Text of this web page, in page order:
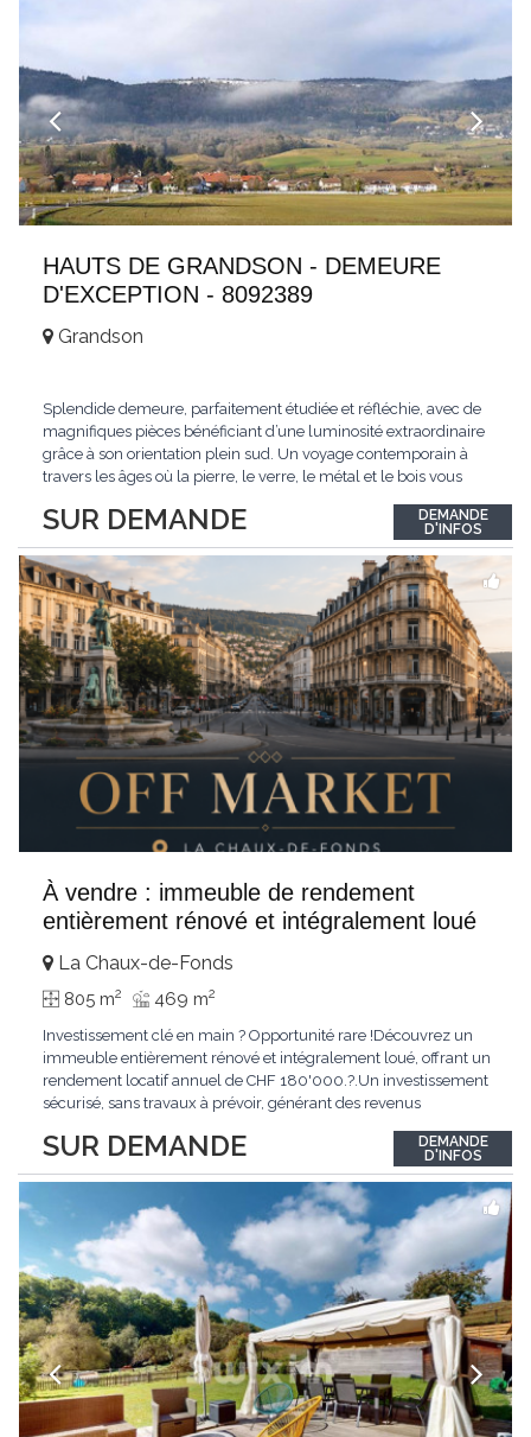
HAUTS DE GRANDSON - DEMEURE
D'EXCEPTION - 8092389
SUR DEMANDE
Grandson
Splendide demeure, parfaitement étudiée et réfléchie, avec de
magnifiques pièces bénéficiant d’une luminosité extraordinaire
grâce à son orientation plein sud. Un voyage contemporain à
travers les âges où la pierre, le verre, le métal et le bois vous
de Grandson, entourée de nature et d’un verger de fruitiers, et...
DEMANDE
D'INFOS
À vendre : immeuble de rendement
entièrement rénové et intégralement loué
SUR DEMANDE
La Chaux-de-Fonds
805 m2 469 m2
Investissement clé en main ? Opportunité rare !Découvrez un
immeuble entièrement rénové et intégralement loué, offrant un
rendement locatif annuel de CHF 180'000.?.Un investissement
sécurisé, sans travaux à prévoir, générant des revenus
d'informations ou recevoir le dossier.
DEMANDE
D'INFOS